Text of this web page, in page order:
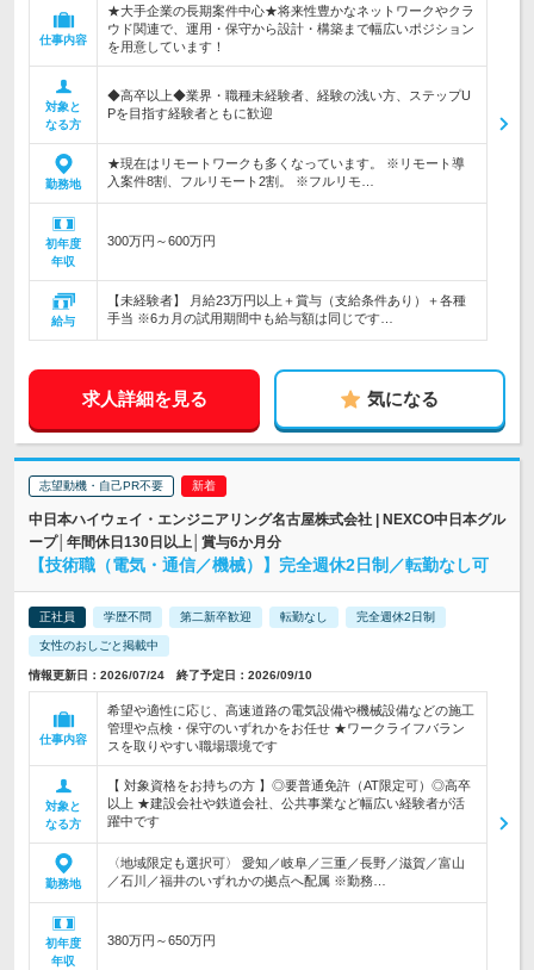
仕事内容
★大手企業の長期案件中心★将来性豊かなネットワークやクラ
ウド関連で、運用・保守から設計・構築まで幅広いポジション
を用意しています！
対象と
なる方
◆高卒以上◆業界・職種未経験者、経験の浅い方、ステップU
Pを目指す経験者ともに歓迎
勤務地
★現在はリモートワークも多くなっています。 ※リモート導
入案件8割、フルリモート2割。 ※フルリモ…
初年度
年収
300万円～600万円
給与
【未経験者】 月給23万円以上＋賞与（支給条件あり）＋各種
手当 ※6カ月の試用期間中も給与額は同じです…
求人詳細を見る 気になる
志望動機・自己PR不要
中日本ハイウェイ・エンジニアリング名古屋株式会社 | NEXCO中日本グル
ープ│年間休日130日以上│賞与6か月分
【技術職（電気・通信／機械）】完全週休2日制／転勤なし可
正社員 学歴不問 第二新卒歓迎 転勤なし 完全週休2日制
女性のおしごと掲載中
情報更新日：2026/07/24 終了予定日：2026/09/10
仕事内容
希望や適性に応じ、高速道路の電気設備や機械設備などの施工
管理や点検・保守のいずれかをお任せ ★ワークライフバラン
スを取りやすい職場環境です
対象と
なる方
【 対象資格をお持ちの方 】◎要普通免許（AT限定可）◎高卒
以上 ★建設会社や鉄道会社、公共事業など幅広い経験者が活
躍中です
勤務地
〈地域限定も選択可〉 愛知／岐阜／三重／長野／滋賀／富山
／石川／福井のいずれかの拠点へ配属 ※勤務…
初年度
年収
380万円～650万円